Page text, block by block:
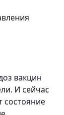
вакцин
И сейчас